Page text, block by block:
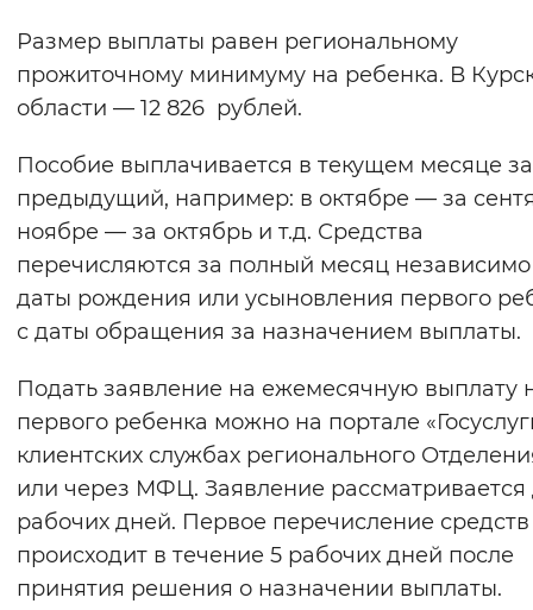
Размер выплаты равен региональному
прожиточному минимуму на ребенка. В
области — 12 826 рублей.
Пособие выплачивается в текущем месяце за
предыдущий, например: в октябре — за
ноябре — за октябрь и т.д. Средства
перечисляются за полный месяц независимо
даты рождения или усыновления первого
с даты обращения за назначением выплаты.
Подать заявление на ежемесячную выплату
первого ребенка можно на портале
клиентских службах регионального
или через МФЦ. Заявление рассматривается
рабочих дней. Первое перечисление средств
происходит в течение 5 рабочих дней после
принятия решения о назначении выплаты.